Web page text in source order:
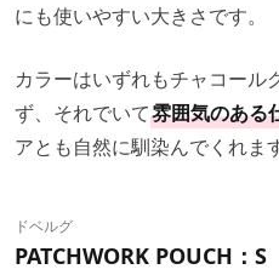
にも使いやすい大きさです。
カラーはいずれもチャコール
ず、それでいて雰囲気のある
アとも自然に馴染んでくれます
ドベルグ
PATCHWORK POUCH：S